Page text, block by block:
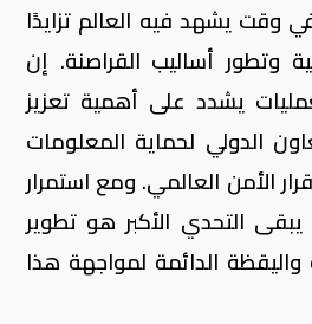
وقت يشهد فيه العالم تزايدًا
وتطور أساليب القراصنة. إن
يشدد على أهمية تعزيز
الدولي لحماية المعلومات
الأمن العالمي. ومع استمرار
يبقى التحدي الأكبر هو تطوير
الدائمة لمواجهة هذا